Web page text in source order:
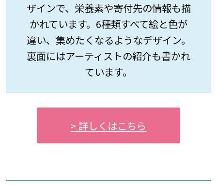
ザインで、栄養素や寄付先の情報も描
かれています。6種類すべて絵と色が
違い、集めたくなるようなデザイン。
裏面にはアーティストの紹介も書かれ
ています。
> 詳しくはこちら